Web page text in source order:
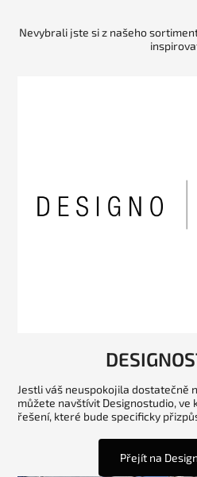
Nevybrali jste si z našeho
Jestli váš neuspokojila dostatečně
můžete navštívit Designostudio, ve
řešení, které bude specificky
Přejít na